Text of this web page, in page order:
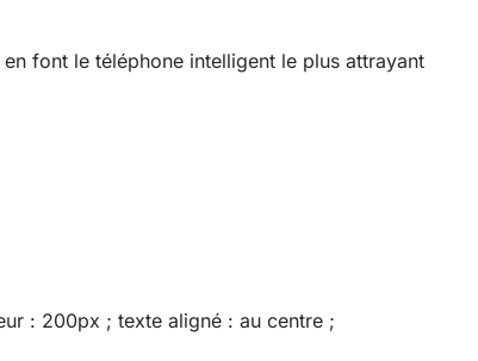
font le téléphone intelligent le plus attrayant
: 200px ; texte aligné : au centre ;